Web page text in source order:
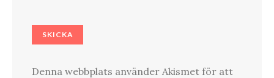
Denna webbplats använder Akismet för att